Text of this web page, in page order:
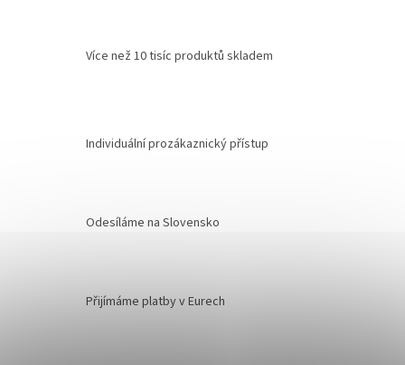
Více než 10 tisíc produktů skladem
Individuální prozákaznický přístup
Odesíláme na Slovensko
Přijímáme platby v Eurech